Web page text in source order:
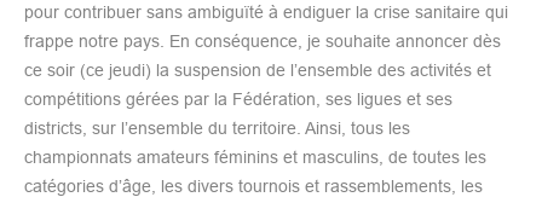
pour contribuer sans ambiguïté à endiguer la crise sanitaire qui
frappe notre pays. En conséquence, je souhaite annoncer dès
ce soir (ce jeudi) la suspension de l’ensemble des activités et
compétitions gérées par la Fédération, ses ligues et ses
districts, sur l’ensemble du territoire. Ainsi, tous les
championnats amateurs féminins et masculins, de toutes les
catégories d’âge, les divers tournois et rassemblements, les